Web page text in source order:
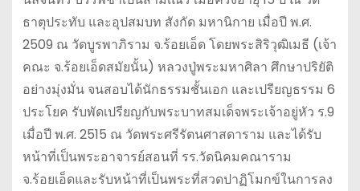
ธาตุประทับ และอุปสมบท สังกัด มหานิกาย เมื่อปี พ.ศ.
2509 ณ วัดบูรพาภิราม จ.ร้อยเอ็ด โดยพระสิริวุฒิเมธี (เจ้า
คณะ จ.ร้อยเอ็ดสมัยนั้น) หลวงปู่พระมหาศิลา ศึกษาปริยัติ
อย่างมุ่งมั่น จนสอบได้นักธรรมชั้นเอก และเปรียญธรรม 6
ประโยค รับพัดเปรียญกับพระบาทสมเด็จพระเจ้าอยู่หัว ร.9
เมื่อปี พ.ศ. 2515 ณ วัดพระศรีรัตนศาสดาราม และได้รับ
หน้าที่เป็นพระอาจารย์สอนที่ รร.วัดนิคมคณาราม
จ.ร้อยเอ็ดและรับหน้าที่เป็นพระที่สวดปาฏิโมกข์ในการลง